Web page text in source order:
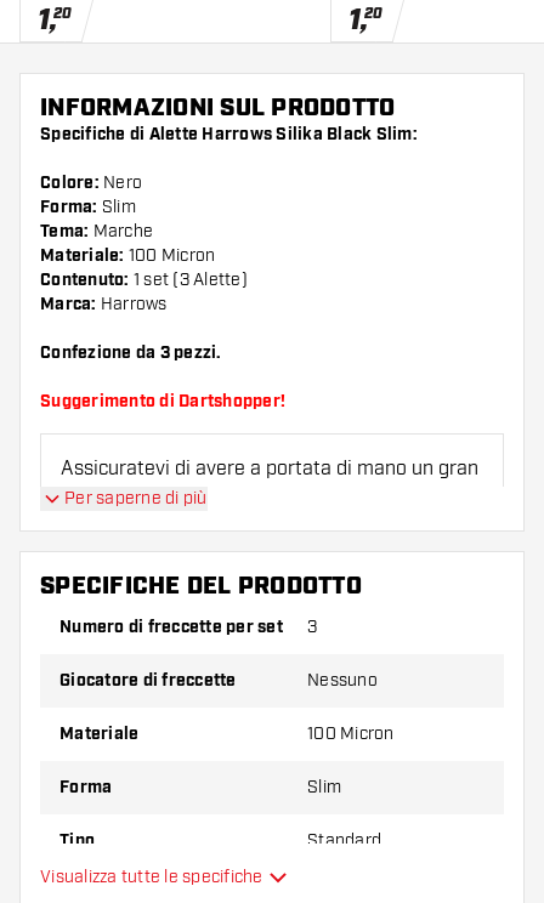
1,20 1,20
INFORMAZIONI SUL PRODOTTO
Specifiche di Alette Harrows Silika Black Slim:
Colore: Nero
Forma: Slim
Tema: Marche
Materiale: 100 Micron
Contenuto: 1 set (3 Alette)
Marca: Harrows
Confezione da 3 pezzi.
Suggerimento di Dartshopper!
Assicuratevi di avere a portata di mano un gran
numero di alette e di astine. Questi possono
danneggiarsi o rompersi con l'uso.
Provate una forma, un materiale o uno
spessore diverso di alette per scoprire quale
Per saperne di più
SPECIFICHE DEL PRODOTTO
Numero di freccette per set 3
Giocatore di freccette Nessuno
Materiale 100 Micron
Forma Slim
Tipo Standard
Visualizza tutte le specifiche